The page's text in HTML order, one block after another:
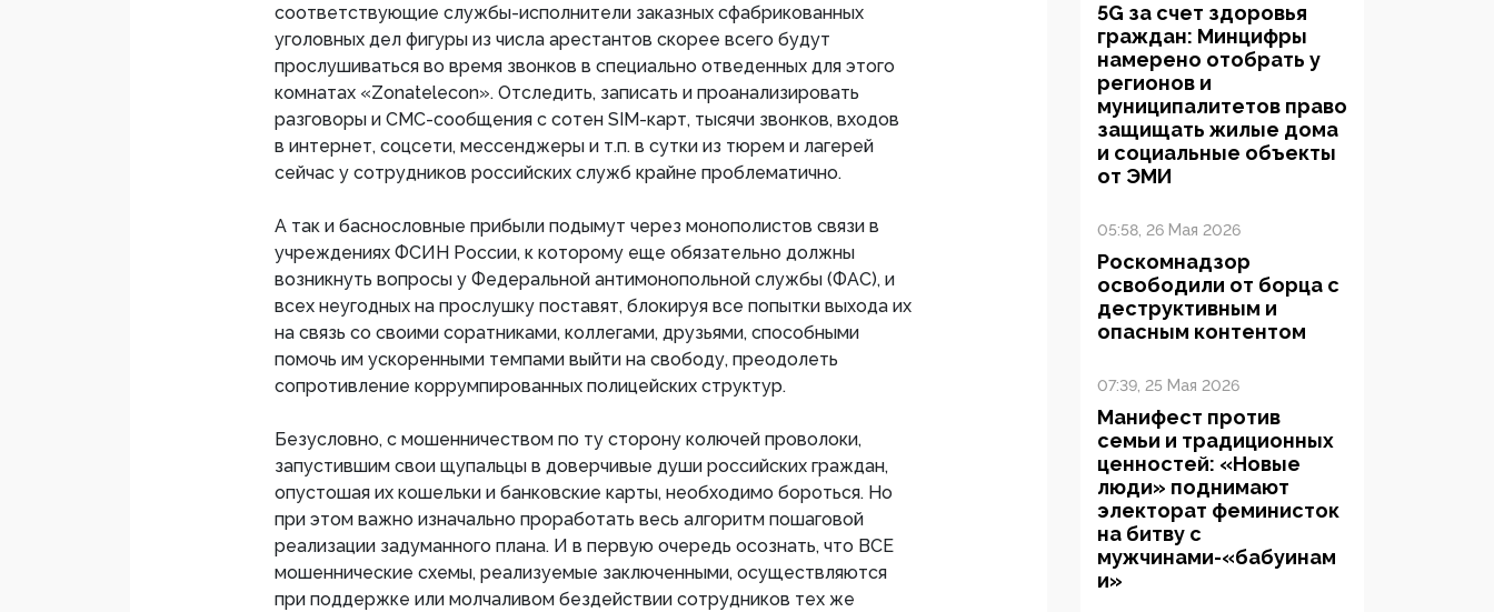
соответствующие службы-исполнители заказных сфабрикованных
уголовных дел фигуры из числа арестантов скорее всего будут
прослушиваться во время звонков в специально отведенных для этого
комнатах «Zonatelecon». Отследить, записать и проанализировать
разговоры и СМС-сообщения с сотен SIM-карт, тысячи звонков, входов
в интернет, соцсети, мессенджеры и т.п. в сутки из тюрем и лагерей
сейчас у сотрудников российских служб крайне проблематично.
А так и баснословные прибыли подымут через монополистов связи в
учреждениях ФСИН России, к которому еще обязательно должны
возникнуть вопросы у Федеральной антимонопольной службы (ФАС), и
всех неугодных на прослушку поставят, блокируя все попытки выхода их
на связь со своими соратниками, коллегами, друзьями, способными
помочь им ускоренными темпами выйти на свободу, преодолеть
сопротивление коррумпированных полицейских структур.
Безусловно, с мошенничеством по ту сторону колючей проволоки,
запустившим свои щупальцы в доверчивые души российских граждан,
опустошая их кошельки и банковские карты, необходимо бороться. Но
при этом важно изначально проработать весь алгоритм пошаговой
реализации задуманного плана. И в первую очередь осознать, что ВСЕ
мошеннические схемы, реализуемые заключенными, осуществляются
при поддержке или молчаливом бездействии сотрудников тех же
5G за счет здоровья
граждан: Минцифры
намерено отобрать у
регионов и
муниципалитетов право
защищать жилые дома
и социальные объекты
от ЭМИ
05:58, 26 Мая 2026
Роскомнадзор
освободили от борца с
деструктивным и
опасным контентом
07:39, 25 Мая 2026
Манифест против
семьи и традиционных
ценностей: «Новые
люди» поднимают
электорат феминисток
на битву с
мужчинами-«бабуинам
и»